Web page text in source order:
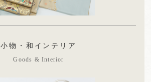
小物・和インテリア
Goods & Interior